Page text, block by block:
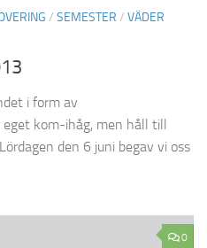
/ SEMESTER / VÄDER
i form av
eget kom-ihåg, men håll till
Lördagen den 6 juni begav vi oss
0